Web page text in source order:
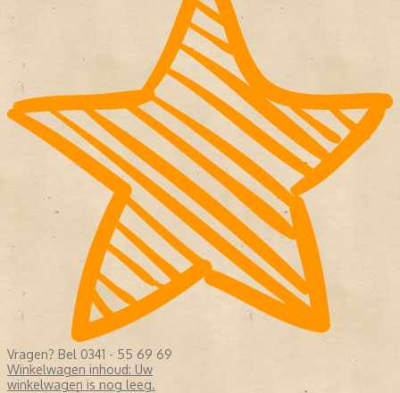
Vragen? Bel 0341 - 55 69 69
Winkelwagen inhoud: Uw
winkelwagen is nog leeg.